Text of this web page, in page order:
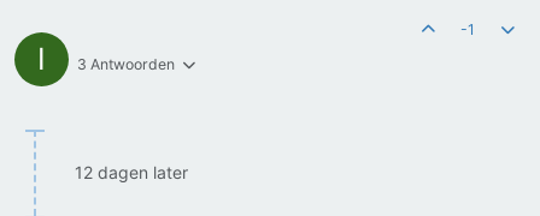
I 3 Antwoorden
-1
12 dagen later